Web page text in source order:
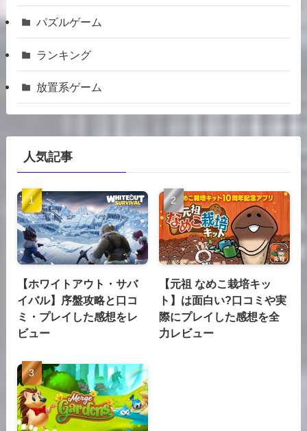
パズルゲーム
ランキング
放置系ゲーム
人気記事
【ホワイトアウト・サバ
イバル】序盤攻略と口コ
ミ・プレイした感想をレ
ビュー
【元祖 なめこ栽培キッ
ト】は面白い?口コミや実
際にプレイした感想を全
力レビュー